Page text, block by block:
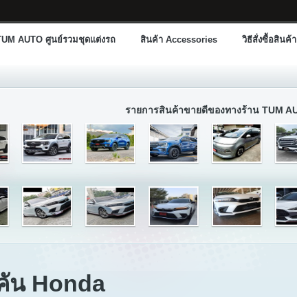
AUTO ศูนย์รวมชุดแต่งรถ สินค้า Accessories วิธีสั่งซื้อสินค้า
รายการสินค้าขายดีของทางร้าน TUM
น Honda